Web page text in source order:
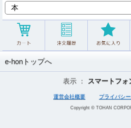
e-honトップへ
表示 ： スマートフォ
運営会社概要 プライバシ
Copyright © TOHAN